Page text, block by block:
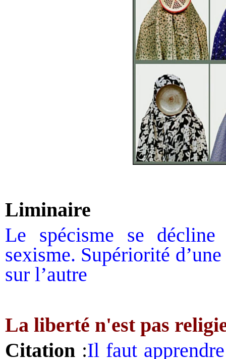
Liminaire
Le spécisme se
sexisme. Supériorité
sur l’autre
La liberté n'est pas
Citation :Il faut